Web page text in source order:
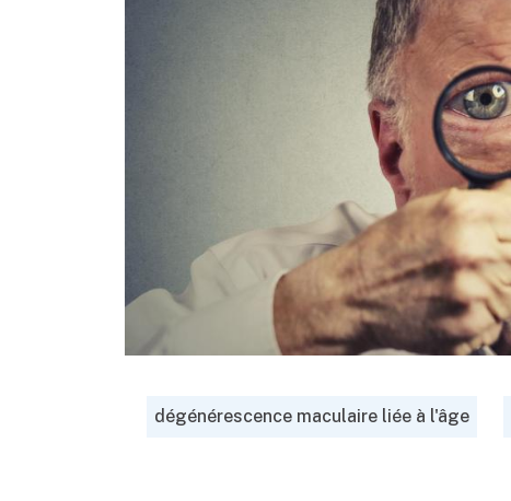
dégénérescence maculaire liée à l'âge